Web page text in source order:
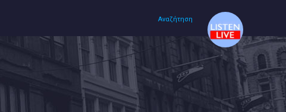
Αναζήτηση